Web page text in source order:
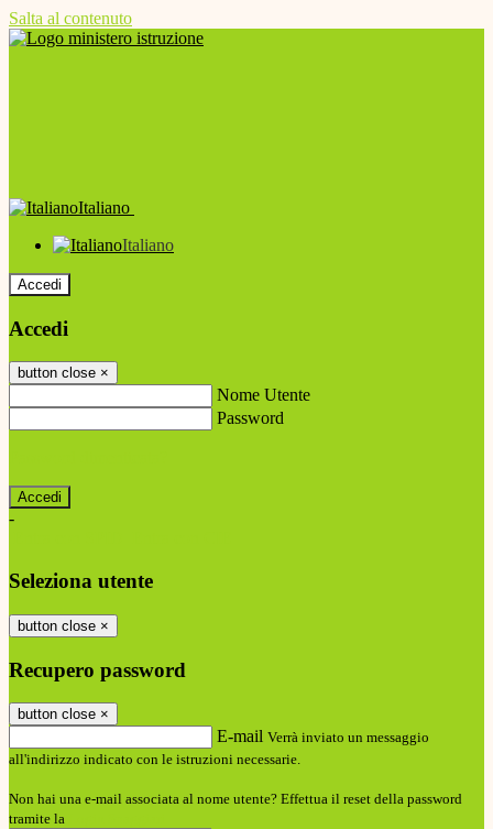
Salta al contenuto
Italiano
Italiano
Accedi
Accedi
button close ×
Nome Utente
Password
-
Seleziona utente
button close ×
Recupero password
button close ×
E-mail Verrà inviato un messaggio
all'indirizzo indicato con le istruzioni necessarie.
Non hai una e-mail associata al nome utente? Effettua il reset della password
tramite la